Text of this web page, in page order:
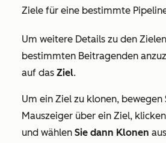
Ziele für eine bestimmte
Um weitere Details zu den
bestimmten Beitragenden
auf das Ziel.
Um ein Ziel zu klonen, bewegen
Mauszeiger über ein Ziel,
und wählen Sie dann Klonen